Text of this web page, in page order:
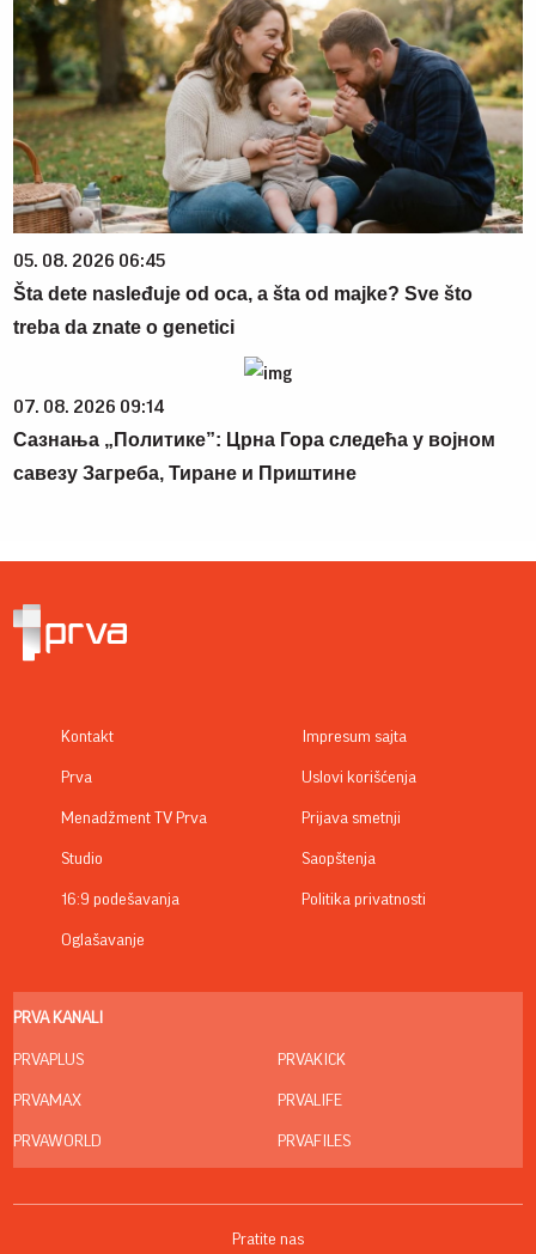
05. 08. 2026 06:45
Šta dete nasleđuje od oca, a šta od majke? Sve što
treba da znate o genetici
07. 08. 2026 09:14
Сазнања „Политике”: Црна Гора следећа у војном
савезу Загреба, Тиране и Приштине
Kontakt
Prva
Menadžment TV Prva
Studio
16:9 podešavanja
Oglašavanje
Impresum sajta
Uslovi korišćenja
Prijava smetnji
Saopštenja
Politika privatnosti
PRVA KANALI
PRVAPLUS
PRVAMAX
PRVAWORLD
PRVAKICK
PRVALIFE
PRVAFILES
Pratite nas